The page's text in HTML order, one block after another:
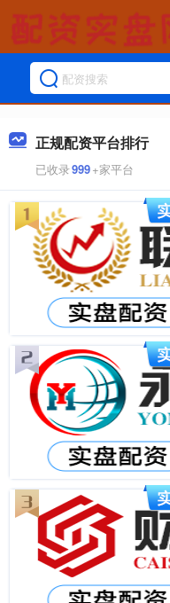
正规配资平台排行
已收录999+家平台